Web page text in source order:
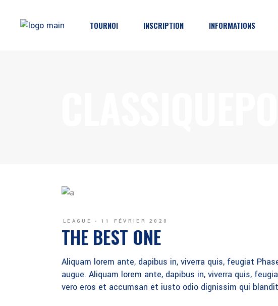
TOURNOI INSCRIPTION INFORMATIONS
LEAGUE 11 FÉVRIER 2020
THE BEST ONE
Aliquam lorem ante, dapibus in, viverra quis, feugiat
augue. Aliquam lorem ante, dapibus in, viverra quis,
vero eros et accumsan et iusto odio dignissim qui